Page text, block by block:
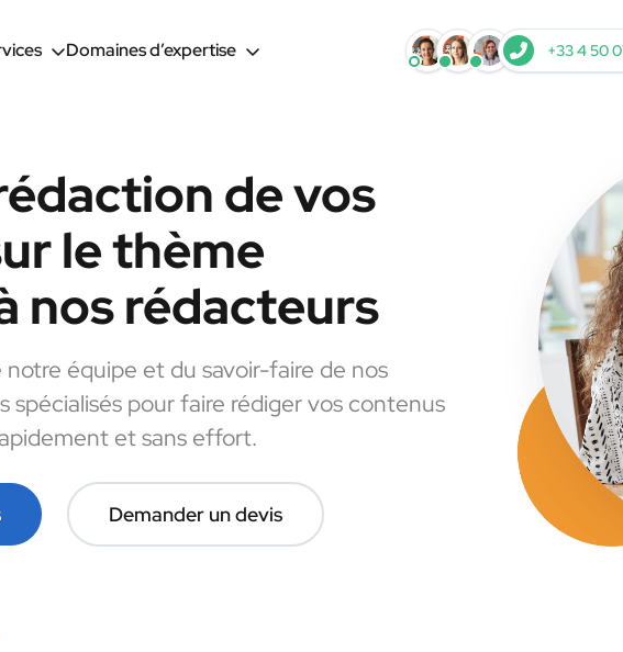
Domaines d’expertise +33 4 50
de vos
le thème
nos rédacteurs
équipe et du savoir-faire de nos
spécialisés pour faire rédiger vos contenus
et sans effort.
Demander un devis